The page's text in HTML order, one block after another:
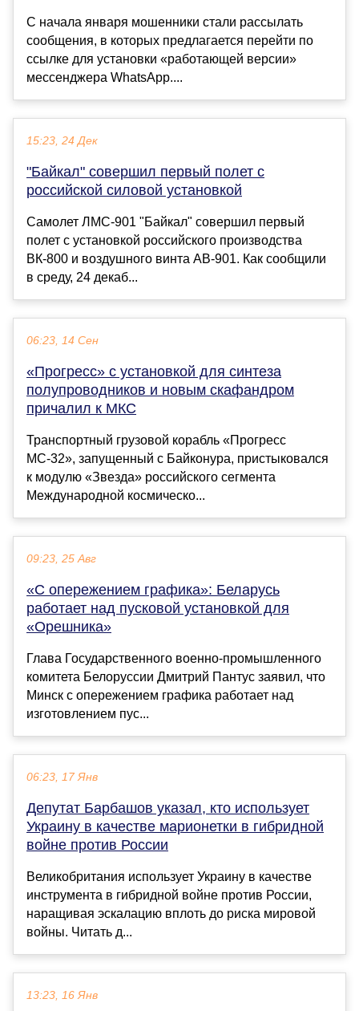
С начала января мошенники стали рассылать
сообщения, в которых предлагается перейти по
ссылке для установки «работающей версии»
мессенджера WhatsApp....
15:23, 24 Дек
"Байкал" совершил первый полет с
российской силовой установкой
Самолет ЛМС-901 "Байкал" совершил первый
полет с установкой российского производства
ВК-800 и воздушного винта АВ-901. Как сообщили
в среду, 24 декаб...
06:23, 14 Сен
«Прогресс» с установкой для синтеза
полупроводников и новым скафандром
причалил к МКС
Транспортный грузовой корабль «Прогресс
МС-32», запущенный с Байконура, пристыковался
к модулю «Звезда» российского сегмента
Международной космическо...
09:23, 25 Авг
«С опережением графика»: Беларусь
работает над пусковой установкой для
«Орешника»
Глава Государственного военно-промышленного
комитета Белоруссии Дмитрий Пантус заявил, что
Минск с опережением графика работает над
изготовлением пус...
06:23, 17 Янв
Депутат Барбашов указал, кто использует
Украину в качестве марионетки в гибридной
войне против России
Великобритания использует Украину в качестве
инструмента в гибридной войне против России,
наращивая эскалацию вплоть до риска мировой
войны. Читать д...
13:23, 16 Янв